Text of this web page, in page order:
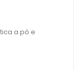
a pó e